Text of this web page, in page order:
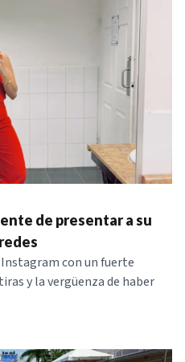
de presentar a su
con un fuerte
y la vergüenza de haber